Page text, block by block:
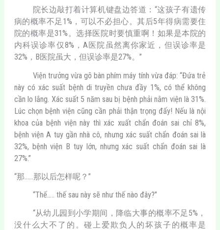
院长边敲打着计算机键盘边答道：“这孩子有遗传
病的概率不足1%，可以不必担心。其后5年得病需要住
院的概率是31%。选择医院时要慎重啊！如果是本院的
内科误诊率仅8%，A医院虽然离你家近，但误诊率是
32%，B医院虽大，但误诊率是27%。”
Viện trưởng vừa gõ bàn phím máy tính vừa đáp: “Đứa trẻ
này có xác suất bệnh di truyền chưa đầy 1%, có thể không
cần lo lắng. Xác suất 5 năm sau bị bệnh phải nằm viện là 31%.
Lúc chọn bệnh viện cũng cần phải thận trọng đấy! Nếu là nội
khoa của bệnh viện này thì xác xuất chẩn đoán sai chỉ 8%,
bệnh viện A tuy gần nhà cô, nhưng xác suất chẩn đoán sai là
32%, bệnh viện B tuy lớn, nhưng xác suất chẩn đoán sai là
27%.”
“那……那以后怎样呢？”
“Thế….. thế sau này sẽ như thế nào đây?”
“从幼儿园到小学期间，降临大事的概率不足5%，
没什么大不了的。碰上爱欺负人的坏孩子的概率是